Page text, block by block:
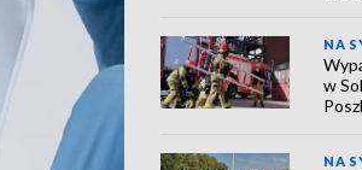
NA
w
NA